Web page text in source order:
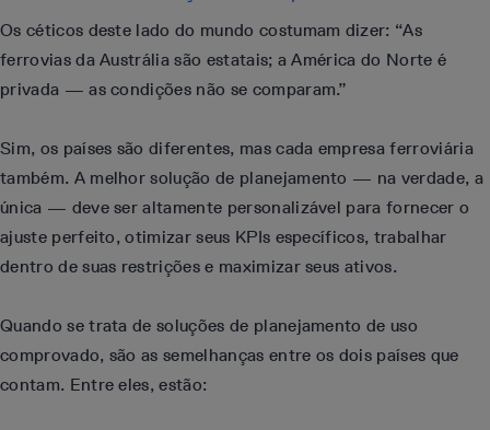
Os céticos deste lado do mundo costumam dizer: “As
ferrovias da Austrália são estatais; a América do Norte é
privada — as condições não se comparam.”
Sim, os países são diferentes, mas cada empresa ferroviária
também. A melhor solução de planejamento — na verdade, a
única — deve ser altamente personalizável para fornecer o
ajuste perfeito, otimizar seus KPIs específicos, trabalhar
dentro de suas restrições e maximizar seus ativos.
Quando se trata de soluções de planejamento de uso
comprovado, são as semelhanças entre os dois países que
contam. Entre eles, estão: